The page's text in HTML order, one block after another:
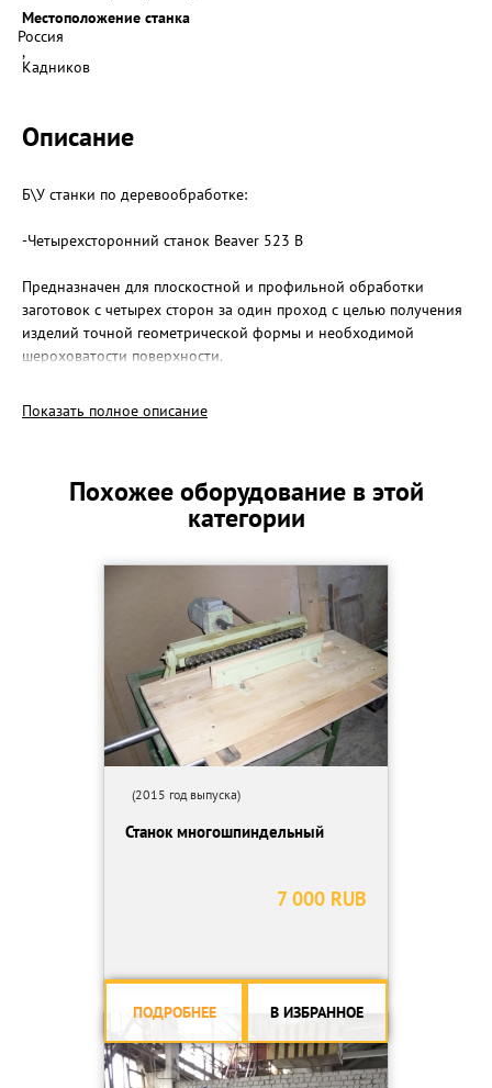
Местоположение станка
Россия
,
Кадников
Описание
Б\У станки по деревообработке:
-Четырехсторонний станок Beaver 523 B
Предназначен для плоскостной и профильной обработки
заготовок с четырех сторон за один проход с целью получения
изделий точной геометрической формы и необходимой
шероховатости поверхности.
Предназначен для одновременного калибрования и
шлифования с одной стороны поверхностей плит из ДСП,
год. Далее были законсервированы.
Показать полное описание
Похожее оборудование в этой
категории
(2015 год выпуска)
Станок многошпиндельный
7 000 RUB
ПОДРОБНЕЕ В ИЗБРАННОЕ